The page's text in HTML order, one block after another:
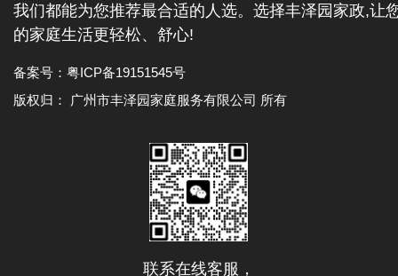
我们都能为您推荐最合适的人选。选择丰泽园家政,让
的家庭生活更轻松、舒心!
备案号： 粤ICP备19151545号
版权归： 广州市丰泽园家庭服务有限公司 所有
联系在线客服，